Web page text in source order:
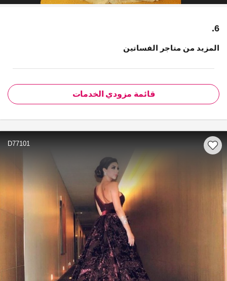
6.
المزيد من متاجر الفساتين
قائمة مزودي الخدمات
D77101